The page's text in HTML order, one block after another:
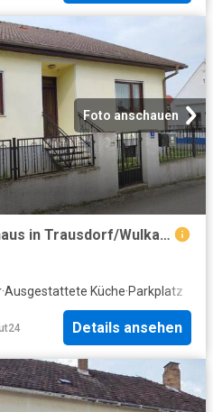
Foto anschauen
Charmantes Einfamilienhaus in Trausdorf/Wulka! 3 Zimmer, kleiner Garten, Top Lage!
·Ausgestattete Küche·Parkplatz
Details ansehen